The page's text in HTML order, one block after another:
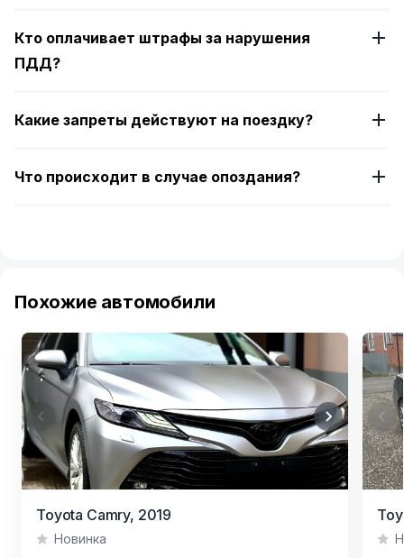
Кто оплачивает штрафы за нарушения
ПДД?
Какие запреты действуют на поездку?
Что происходит в случае опоздания?
Похожие автомобили
Toyota Camry, 2019
Новинка